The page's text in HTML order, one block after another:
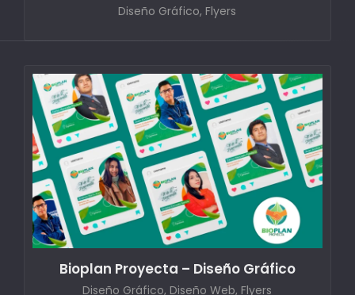
Diseño Gráfico, Flyers
Bioplan Proyecta – Diseño Gráfico
Diseño Gráfico, Diseño Web, Flyers